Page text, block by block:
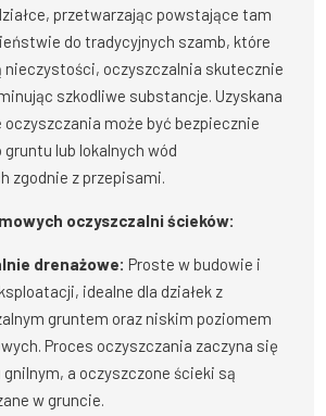
przetwarzając powstające tam
do tradycyjnych szamb, które
nieczystości, oczyszczalnia skutecznie
szkodliwe substancje. Uzyskana
oczyszczania może być bezpiecznie
gruntu lub lokalnych wód
zgodnie z przepisami.
oczyszczalni ścieków:
drenażowe: Proste w budowie i
idealne dla działek z
gruntem oraz niskim poziomem
Proces oczyszczania zaczyna się
a oczyszczone ścieki są
w gruncie.